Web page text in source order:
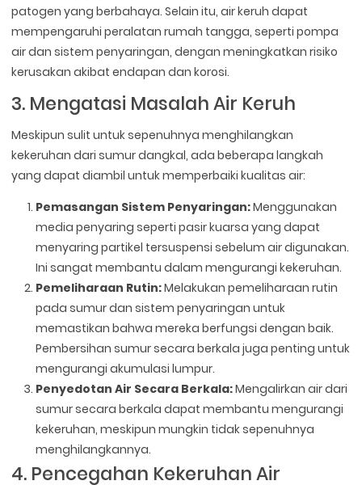
patogen yang berbahaya. Selain itu, air keruh dapat
mempengaruhi peralatan rumah tangga, seperti pompa
air dan sistem penyaringan, dengan meningkatkan risiko
kerusakan akibat endapan dan korosi.
3. Mengatasi Masalah Air Keruh
Meskipun sulit untuk sepenuhnya menghilangkan
kekeruhan dari sumur dangkal, ada beberapa langkah
yang dapat diambil untuk memperbaiki kualitas air:
Pemasangan Sistem Penyaringan:Menggunakan
media penyaring seperti pasir kuarsa yang dapat
menyaring partikel tersuspensi sebelum air digunakan.
Ini sangat membantu dalam mengurangi kekeruhan.
Pemeliharaan Rutin:Melakukan pemeliharaan rutin
pada sumur dan sistem penyaringan untuk
memastikan bahwa mereka berfungsi dengan baik.
Pembersihan sumur secara berkala juga penting untuk
mengurangi akumulasi lumpur.
Penyedotan Air Secara Berkala:Mengalirkan air dari
sumur secara berkala dapat membantu mengurangi
kekeruhan, meskipun mungkin tidak sepenuhnya
menghilangkannya.
4. Pencegahan Kekeruhan Air